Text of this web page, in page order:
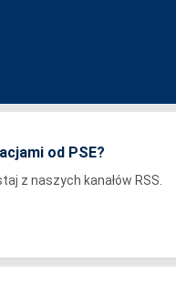
od PSE?
z naszych kanałów RSS.